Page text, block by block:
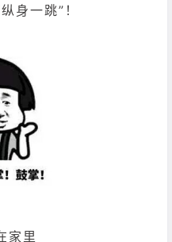
身一跳”！
家里